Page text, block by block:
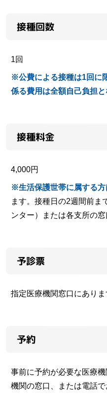
接種回数
1回
※公費による接種は1回に
係る費用は全額自己負担と
接種料金
4,000円
※生活保護世帯に属する
ます。接種日の2週間前ま
ンター）または各支所の
予診票
指定医療機関窓口にありま
予約
事前に予約が必要な医療
機関の窓口、または電話で